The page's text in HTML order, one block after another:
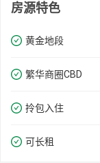
房源特色
黄金地段
繁华商圈​​CBD
拎包入住
可长租